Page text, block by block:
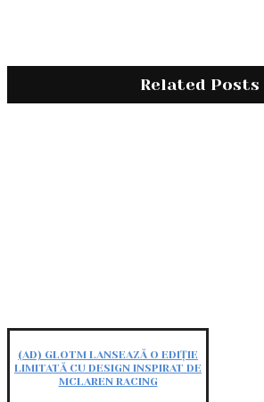
Related Posts
(AD) GLOTM LANSEAZĂ O EDIȚIE
LIMITATĂ CU DESIGN INSPIRAT DE
MCLAREN RACING